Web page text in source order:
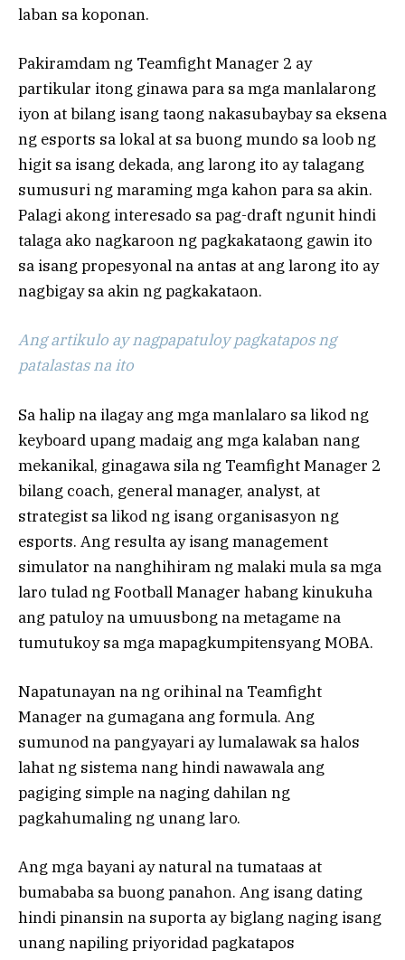
laban sa koponan.
Pakiramdam ng Teamfight Manager 2 ay
partikular itong ginawa para sa mga manlalarong
iyon at bilang isang taong nakasubaybay sa eksena
ng esports sa lokal at sa buong mundo sa loob ng
higit sa isang dekada, ang larong ito ay talagang
sumusuri ng maraming mga kahon para sa akin.
Palagi akong interesado sa pag-draft ngunit hindi
talaga ako nagkaroon ng pagkakataong gawin ito
sa isang propesyonal na antas at ang larong ito ay
nagbigay sa akin ng pagkakataon.
Ang artikulo ay nagpapatuloy pagkatapos ng
patalastas na ito
Sa halip na ilagay ang mga manlalaro sa likod ng
keyboard upang madaig ang mga kalaban nang
mekanikal, ginagawa sila ng Teamfight Manager 2
bilang coach, general manager, analyst, at
strategist sa likod ng isang organisasyon ng
esports. Ang resulta ay isang management
simulator na nanghihiram ng malaki mula sa mga
laro tulad ng Football Manager habang kinukuha
ang patuloy na umuusbong na metagame na
tumutukoy sa mga mapagkumpitensyang MOBA.
Napatunayan na ng orihinal na Teamfight
Manager na gumagana ang formula. Ang
sumunod na pangyayari ay lumalawak sa halos
lahat ng sistema nang hindi nawawala ang
pagiging simple na naging dahilan ng
pagkahumaling ng unang laro.
Ang mga bayani ay natural na tumataas at
bumababa sa buong panahon. Ang isang dating
hindi pinansin na suporta ay biglang naging isang
unang napiling priyoridad pagkatapos